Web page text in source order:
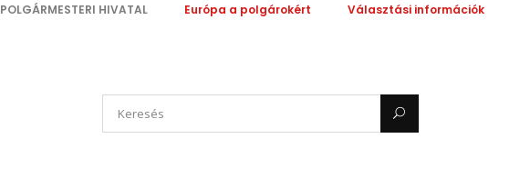
POLGÁRMESTERI HIVATAL Európa a polgárokért Választási információk